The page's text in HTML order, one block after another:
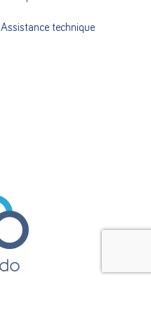
Assistance technique